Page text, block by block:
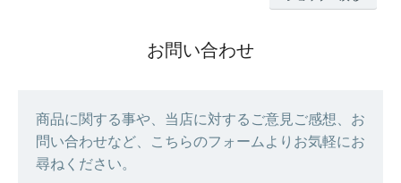
お問い合わせ
商品に関する事や、当店に対するご意見ご感想、お
問い合わせなど、こちらのフォームよりお気軽にお
尋ねください。